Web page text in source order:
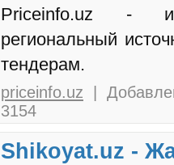
Priceinfo.uz -
региональный
тендерам.
priceinfo.uz |
3154
Shikoyat.uz -